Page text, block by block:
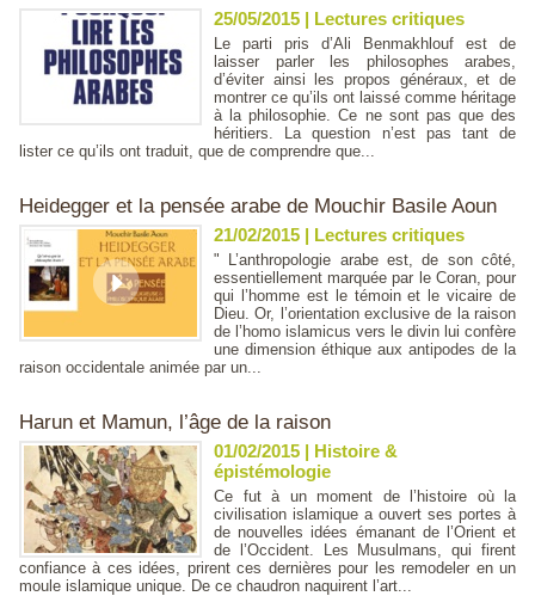
25/05/2015 | Lectures critiques
Le parti pris d’Ali Benmakhlouf est de
laisser parler les philosophes arabes,
d’éviter ainsi les propos généraux, et de
montrer ce qu’ils ont laissé comme héritage
à la philosophie. Ce ne sont pas que des
héritiers. La question n’est pas tant de
lister ce qu’ils ont traduit, que de comprendre que...
Heidegger et la pensée arabe de Mouchir Basile Aoun
21/02/2015 | Lectures critiques
" L’anthropologie arabe est, de son côté,
essentiellement marquée par le Coran, pour
qui l’homme est le témoin et le vicaire de
Dieu. Or, l’orientation exclusive de la raison
de l’homo islamicus vers le divin lui confère
une dimension éthique aux antipodes de la
raison occidentale animée par un...
Harun et Mamun, l’âge de la raison
01/02/2015 | Histoire &
épistémologie
Ce fut à un moment de l’histoire où la
civilisation islamique a ouvert ses portes à
de nouvelles idées émanant de l’Orient et
de l’Occident. Les Musulmans, qui firent
confiance à ces idées, prirent ces dernières pour les remodeler en un
moule islamique unique. De ce chaudron naquirent l’art...